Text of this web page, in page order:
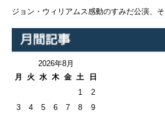
ジョン・ウィリアムス感動のすみだ公演、
2026年8月
月
火 水 木 金 土 日
1
2
3
4 5 6 7 8
9